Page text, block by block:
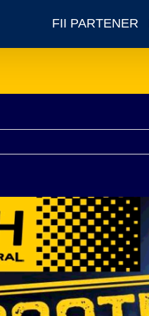
FII PARTENER